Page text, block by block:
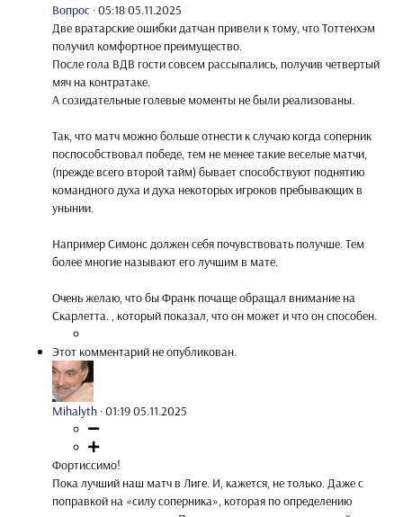
Вопрос ·05:18 05.11.2025
Две вратарские ошибки датчан привели к тому, что Тоттенхэм
получил комфортное преимущество.
После гола ВДВ гости совсем рассыпались, получив четвертый
мяч на контратаке.
А созидательные голевые моменты не были реализованы.
Так, что матч можно больше отнести к случаю когда соперник
поспособствовал победе, тем не менее такие веселые матчи,
(прежде всего второй тайм) бывает способствуют поднятию
командного духа и духа некоторых игроков пребывающих в
унынии.
Например Симонс должен себя почувствовать получше. Тем
более многие называют его лучшим в мате.
Очень желаю, что бы Франк почаще обращал внимание на
Скарлетта. , который показал, что он может и что он способен.
Этот комментарий не опубликован.
Mihalyth ·01:19 05.11.2025
Фортиссимо!
Пока лучший наш матч в Лиге. И, кажется, не только. Даже с
поправкой на «силу соперника», которая по определению